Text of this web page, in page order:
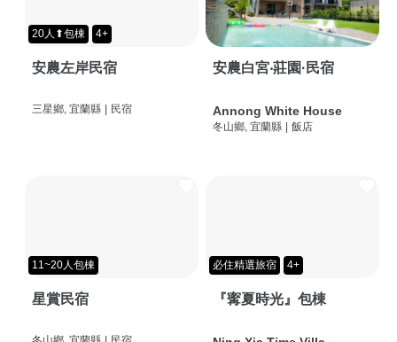
20人⬆包棟 4+
安農左岸民宿
三星鄉, 宜蘭縣 | 民宿
安農白宮‧莊園·民宿
Annong White House
冬山鄉, 宜蘭縣 | 飯店
11~20人包棟
星賞民宿
必住精選旅宿 4+
『寗夏時光』包棟